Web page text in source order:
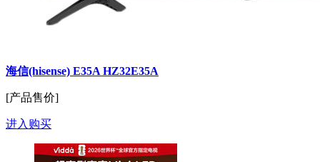
海信(hisense) E35A HZ32E35A
[产品售价]
进入购买